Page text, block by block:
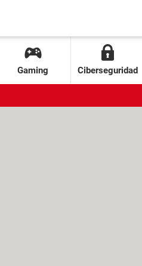
Gaming Ciberseguridad